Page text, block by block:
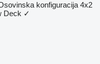
konfiguracija 4x2
Deck ✓